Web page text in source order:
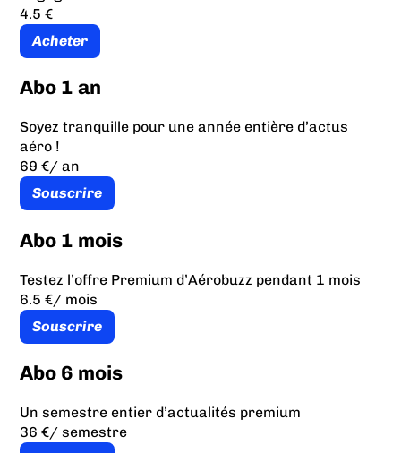
4.5 €
Acheter
Abo 1 an
Soyez tranquille pour une année entière d’actus
aéro !
69 €/ an
Souscrire
Abo 1 mois
Testez l’offre Premium d’Aérobuzz pendant 1 mois
6.5 €/ mois
Souscrire
Abo 6 mois
Un semestre entier d’actualités premium
36 €/ semestre